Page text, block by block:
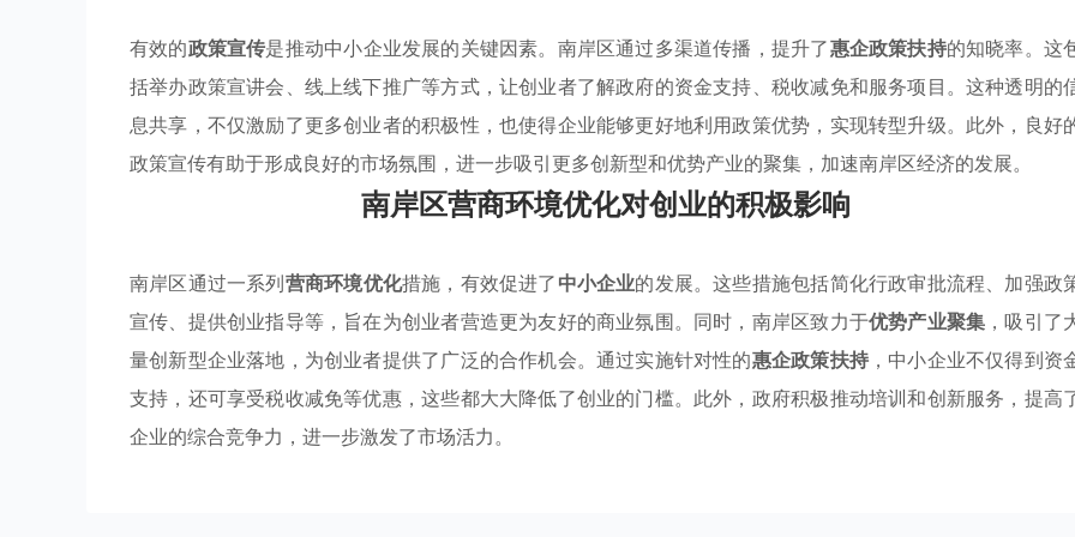
有效的政策宣传是推动中小企业发展的关键因素。南岸区通过多渠道传播，提升了惠企政策扶持的知晓率。这
括举办政策宣讲会、线上线下推广等方式，让创业者了解政府的资金支持、税收减免和服务项目。这种透明的
息共享，不仅激励了更多创业者的积极性，也使得企业能够更好地利用政策优势，实现转型升级。此外，良好
政策宣传有助于形成良好的市场氛围，进一步吸引更多创新型和优势产业的聚集，加速南岸区经济的发展。
南岸区营商环境优化对创业的积极影响
南岸区通过一系列营商环境优化措施，有效促进了中小企业的发展。这些措施包括简化行政审批流程、加强政
宣传、提供创业指导等，旨在为创业者营造更为友好的商业氛围。同时，南岸区致力于优势产业聚集 ，吸引了
量创新型企业落地，为创业者提供了广泛的合作机会。通过实施针对性的惠企政策扶持，中小企业不仅得到资
支持，还可享受税收减免等优惠，这些都大大降低了创业的门槛。此外，政府积极推动培训和创新服务，提高
企业的综合竞争力，进一步激发了市场活力。